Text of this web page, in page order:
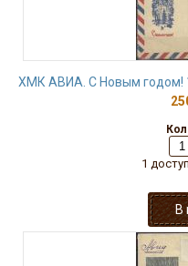
ХМК АВИА. С Новым годом!
1